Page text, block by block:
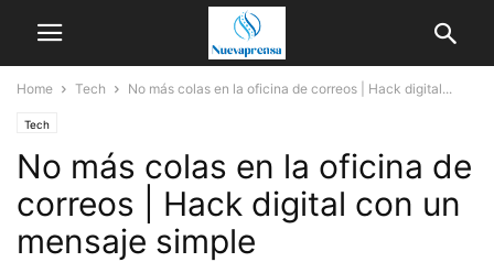
Home Tech No más colas en la oficina de correos | Hack digital...
Tech
No más colas en la oficina de
correos | Hack digital con un
mensaje simple